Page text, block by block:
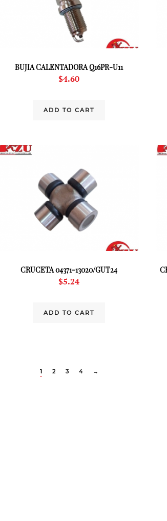
BUJIA CALENTADORA Q16PR-U11
$4.60
ADD TO CART
CRUCETA 04371-13020/GUT24
$5.24
ADD TO CART
1 2 3 4 →